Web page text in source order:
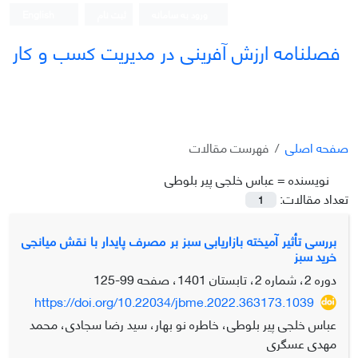
فصلنامه ارزش آفرینی در مدیریت کسب و کار
صفحه اصلی
فهرست مقالات
نویسنده =عباس خلجی پیر بلوطی
تعداد مقالات:
1
بررسی تأثیر آمیخته بازاریابی سبز بر مصرف پایدار با نقش میانجی
خرید سبز
دوره 2، شماره 2، تابستان 1401، صفحه
99-125
https://doi.org/10.22034/jbme.2022.363173.1039
عباس خلجی پیر بلوطی، خاطره نو بهار، سید رضا سجادی، محمد
مهدی عسگری